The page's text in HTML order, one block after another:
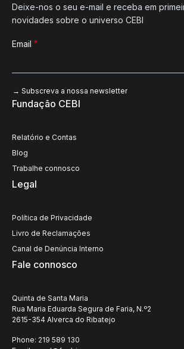
Deixe-nos o seu e-mail e receba em
novidades sobre o universo CEBI
Email
Fundação CEBI
Relatório e Contas
Blog
Trabalhe connosco
Legal
Política de Privacidade
Livro de Reclamações
Canal de Denúncia Interno
Fale connosco
Quinta de Santa Maria
Rua Maria Eduarda Segura de Faria, N.º2
2615-354 Alverca do Ribatejo
Phone: 219 589 130